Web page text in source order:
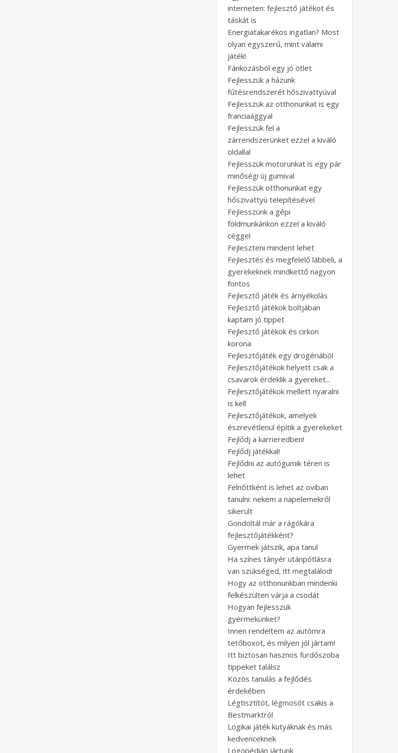
interneten: fejlesztő játékot és
táskát is
Energiatakarékos ingatlan? Most
olyan egyszerű, mint valami
játék!
Fánkozásból egy jó ötlet
Fejlesszük a házunk
fűtésrendszerét hőszivattyúval
Fejlesszük az otthonunkat is egy
franciaággyal
Fejlesszük fel a
zárrendszerünket ezzel a kiváló
oldallal
Fejlesszük motorunkat is egy pár
minőségi új gumival
Fejlesszük otthonunkat egy
hőszivattyú telepítésével
Fejlesszünk a gépi
földmunkánkon ezzel a kiváló
céggel
Fejleszteni mindent lehet
Fejlesztés és megfelelő lábbeli, a
gyerekeknek mindkettő nagyon
fontos
Fejlesztő játék és árnyékolás
Fejlesztő játékok boltjában
kaptam jó tippet
Fejlesztő játékok és cirkon
korona
Fejlesztőjáték egy drogériából
Fejlesztőjátékok helyett csak a
csavarok érdeklik a gyereket...
Fejlesztőjátékok mellett nyaralni
is kell
Fejlesztőjátékok, amelyek
észrevétlenül építik a gyerekeket
Fejlődj a karrieredben!
Fejlődj játékkal!
Fejlődni az autógumik téren is
lehet
Felnőttként is lehet az oviban
tanulni: nekem a napelemekről
sikerült
Gondoltál már a rágókára
fejlesztőjátékként?
Gyermek játszik, apa tanul
Ha színes tányér utánpótlásra
van szükséged, itt megtalálod!
Hogy az otthonunkban mindenki
felkészülten várja a csodát
Hogyan fejlesszük
gyermekünket?
Innen rendeltem az autómra
tetőboxot, és milyen jól jártam!
Itt biztosan hasznos fürdőszoba
tippeket találsz
Közös tanulás a fejlődés
érdekében
Légtisztítót, légmosót csakis a
Bestmarktról
Logikai játék kutyáknak és más
kedvenceknek
Logopédián jártunk